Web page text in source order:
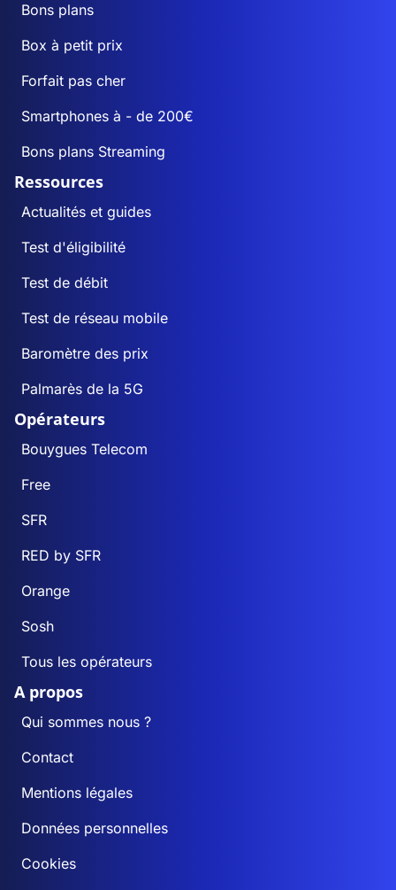
Bons plans
Box à petit prix
Forfait pas cher
Smartphones à - de 200€
Bons plans Streaming
Ressources
Actualités et guides
Test d'éligibilité
Test de débit
Test de réseau mobile
Baromètre des prix
Palmarès de la 5G
Opérateurs
Bouygues Telecom
Free
SFR
RED by SFR
Orange
Sosh
Tous les opérateurs
A propos
Qui sommes nous ?
Contact
Mentions légales
Données personnelles
Cookies